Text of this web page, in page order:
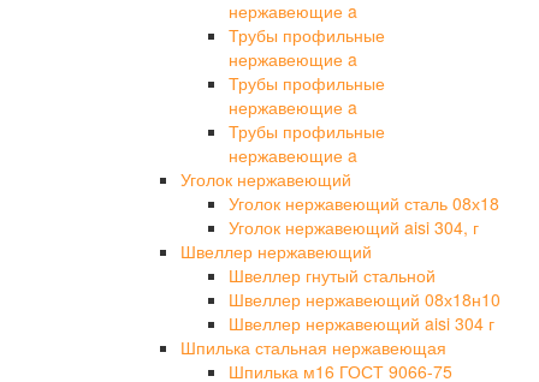
нержавеющие a
Трубы профильные
нержавеющие a
Трубы профильные
нержавеющие a
Трубы профильные
нержавеющие a
Уголок нержавеющий
Уголок нержавеющий сталь 08х18
Уголок нержавеющий aisi 304, г
Швеллер нержавеющий
Швеллер гнутый стальной
Швеллер нержавеющий 08х18н10
Швеллер нержавеющий aisi 304 г
Шпилька стальная нержавеющая
Шпилька м16 ГОСТ 9066-75